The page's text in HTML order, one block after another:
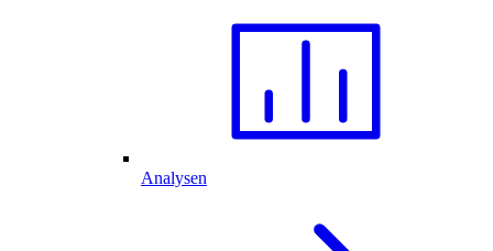
Analysen